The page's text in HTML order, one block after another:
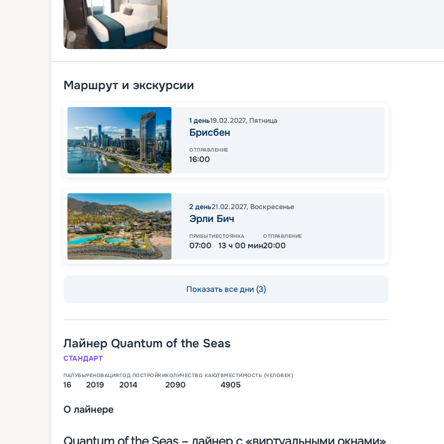
Маршрут и экскурсии
1 день19.02.2027, Пятница
Брисбен
ОТПРАВЛЕНИЕ
16:00
2 день21.02.2027, Воскресенье
Эрли Бич
ПРИБЫТИЕ
07:00
СТОЯНКА
13 ч 00 мин
ОТПРАВЛЕНИЕ
20:00
Показать все дни (3)
Лайнер Quantum of the Seas
СТАНДАРТ
ПАЛУБЫ
16
РЕНОВАЦИЯ
2019
ГОД ПОСТРОЙКИ
2014
КОЛИЧЕСТВО КАЮТ
2090
ВМЕСТИМОСТЬ (ЧЕЛОВЕК)
4905
О лайнере